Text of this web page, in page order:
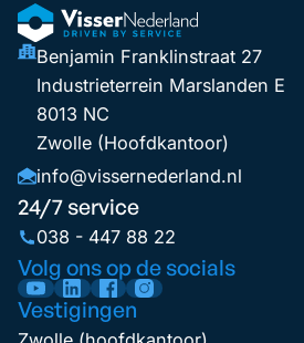
Benjamin Franklinstraat 27
Industrieterrein Marslanden E
8013 NC
Zwolle (Hoofdkantoor)
info@vissernederland.nl
24/7 service
038 - 447 88 22
Volg ons op de socials
Vestigingen